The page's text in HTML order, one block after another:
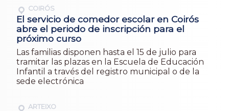
COIRÓS
El servicio de comedor escolar en Coirós
abre el periodo de inscripción para el
próximo curso
Las familias disponen hasta el 15 de julio para
tramitar las plazas en la Escuela de Educación
Infantil a través del registro municipal o de la
sede electrónica
ARTEIXO